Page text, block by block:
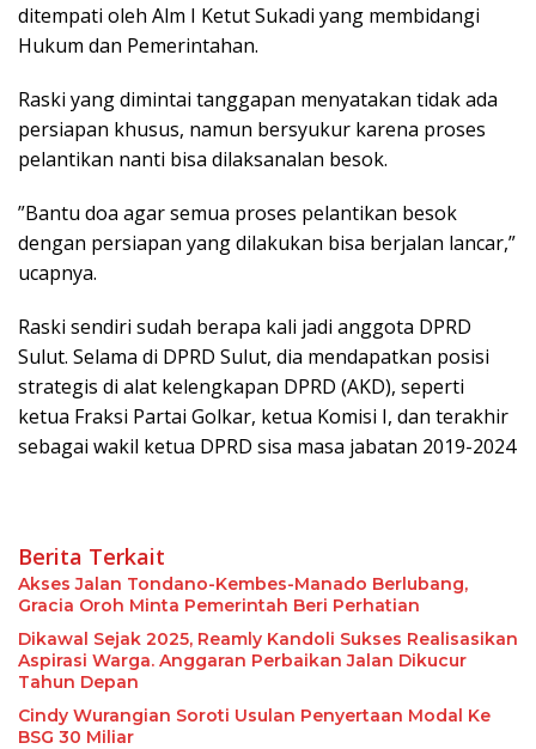
ditempati oleh Alm I Ketut Sukadi yang membidangi
Hukum dan Pemerintahan.
Raski yang dimintai tanggapan menyatakan tidak ada
persiapan khusus, namun bersyukur karena proses
pelantikan nanti bisa dilaksanalan besok.
”Bantu doa agar semua proses pelantikan besok
dengan persiapan yang dilakukan bisa berjalan lancar,”
ucapnya.
Raski sendiri sudah berapa kali jadi anggota DPRD
Sulut. Selama di DPRD Sulut, dia mendapatkan posisi
strategis di alat kelengkapan DPRD (AKD), seperti
ketua Fraksi Partai Golkar, ketua Komisi I, dan terakhir
sebagai wakil ketua DPRD sisa masa jabatan 2019-2024
Berita Terkait
Akses Jalan Tondano-Kembes-Manado Berlubang,
Gracia Oroh Minta Pemerintah Beri Perhatian
Dikawal Sejak 2025, Reamly Kandoli Sukses Realisasikan
Aspirasi Warga. Anggaran Perbaikan Jalan Dikucur
Tahun Depan
Cindy Wurangian Soroti Usulan Penyertaan Modal Ke
BSG 30 Miliar